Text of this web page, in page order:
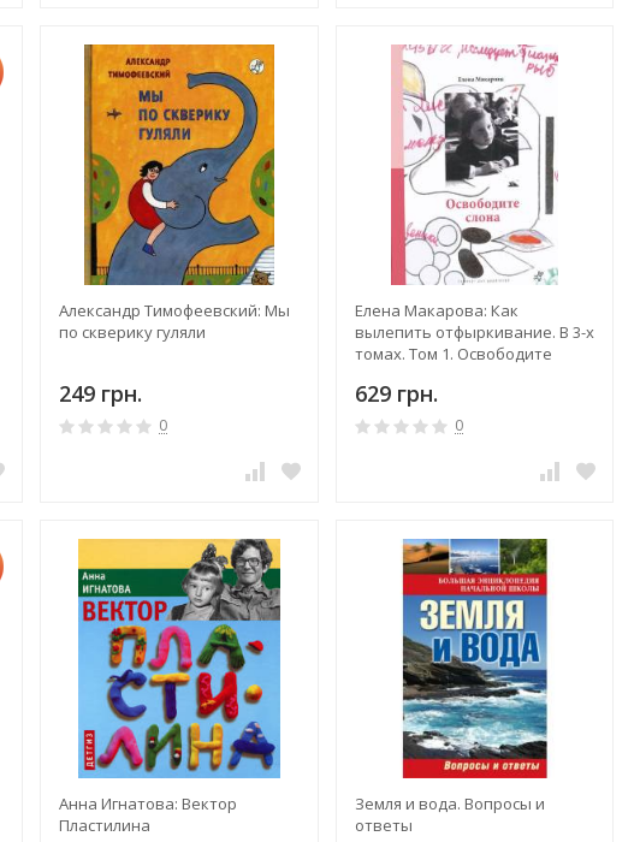
Александр Тимофеевский: Мы
по скверику гуляли
249 грн.
0
Елена Макарова: Как
вылепить отфыркивание. В 3-х
томах. Том 1. Освободите
629 грн.
0
Анна Игнатова: Вектор
Пластилина
Земля и вода. Вопросы и
ответы